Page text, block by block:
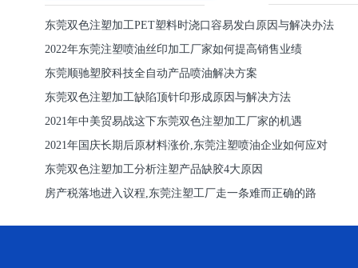
东莞双色注塑加工PET塑料时浇口容易发白原因与解决办法
2022年东莞注塑喷油丝印加工厂家如何提高销售业绩
东莞顺驰塑胶科技全自动产品喷油解决方案
东莞双色注塑加工缺陷顶针印形成原因与解决方法
2021年中美贸易战这下东莞双色注塑加工厂家的机遇
2021年国庆长期后原材料涨价,东莞注塑喷油企业如何应对
东莞双色注塑加工分析注塑产品缺胶4大原因
房产税落地进入议程,东莞注塑工厂走一条难而正确的路